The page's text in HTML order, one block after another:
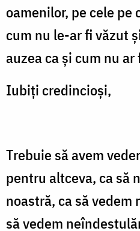
oamenilor, pe cele pe
cum nu le-ar fi văzut
auzea ca și cum nu
Iubiți credincioși,
Trebuie să avem
pentru altceva, ca să
noastră, ca să
să vedem